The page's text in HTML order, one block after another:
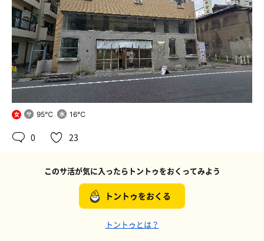
女 95℃ 16℃
0 23
このサ活が気に入ったらトントゥをおくってみよう
トントゥをおくる
トントゥとは？